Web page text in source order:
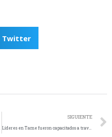
Twitter
SIGUIENTE
Líderes en Tame fueron capacitados a través del programa de la Secretaría de Gobierno departamental Comunal Emprende